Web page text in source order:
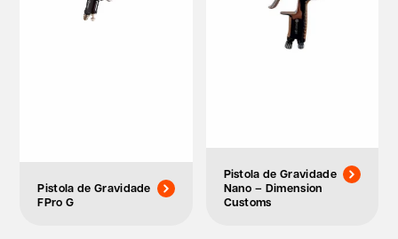
Pistola de Gravidade
FPro G
Pistola de Gravidade
Nano – Dimension
Customs